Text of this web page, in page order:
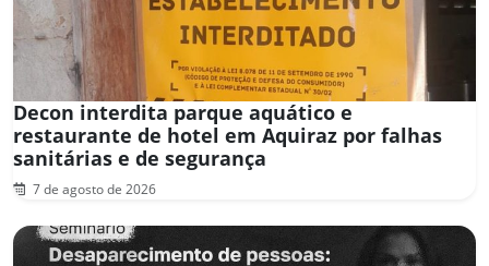
Decon interdita parque aquático e
restaurante de hotel em Aquiraz por falhas
sanitárias e de segurança
7 de agosto de 2026